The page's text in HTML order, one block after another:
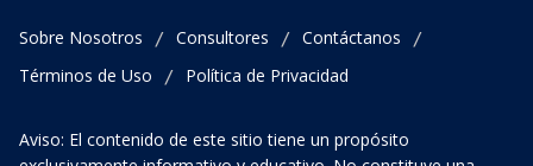
Sobre Nosotros / Consultores / Contáctanos /
Términos de Uso / Política de Privacidad
Aviso: El contenido de este sitio tiene un propósito